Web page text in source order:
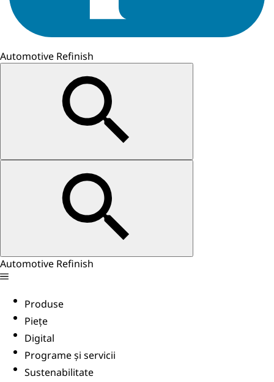
Automotive Refinish
Automotive Refinish
Produse
Piețe
Digital
Programe și servicii
Sustenabilitate